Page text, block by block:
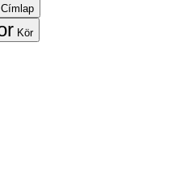
Címlap
Kör